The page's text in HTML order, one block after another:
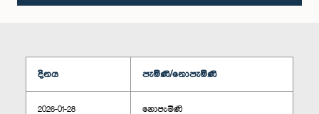
දිනය පැමිණි/නොපැමිණි
2026-01-28 නොපැමිණි